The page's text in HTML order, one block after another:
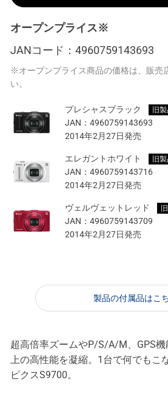
オープンプライス※
JANコード： 4960759143693
※オープンプライス商品の価格は、販売
い。
プレシャスブラック 旧
JAN： 4960759143693
2014年2月27日発売
エレガントホワイト 旧
JAN： 4960759143716
2014年2月27日発売
ヴェルヴェットレッド
JAN： 4960759143709
2014年2月27日発売
製品の付属品はこ
超高倍率ズームやP/S/A/M、GPS機
上の高性能を凝縮。1台で何でもこ
ピクスS9700。